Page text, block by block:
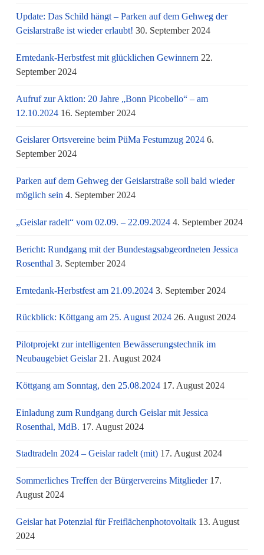
Update: Das Schild hängt – Parken auf dem Gehweg der
Geislarstraße ist wieder erlaubt! 30. September 2024
Erntedank-Herbstfest mit glücklichen Gewinnern 22.
September 2024
Aufruf zur Aktion: 20 Jahre „Bonn Picobello“ – am
12.10.2024 16. September 2024
Geislarer Ortsvereine beim PüMa Festumzug 2024 6.
September 2024
Parken auf dem Gehweg der Geislarstraße soll bald wieder
möglich sein 4. September 2024
„Geislar radelt“ vom 02.09. – 22.09.2024 4. September 2024
Bericht: Rundgang mit der Bundestagsabgeordneten Jessica
Rosenthal 3. September 2024
Erntedank-Herbstfest am 21.09.2024 3. September 2024
Rückblick: Köttgang am 25. August 2024 26. August 2024
Pilotprojekt zur intelligenten Bewässerungstechnik im
Neubaugebiet Geislar 21. August 2024
Köttgang am Sonntag, den 25.08.2024 17. August 2024
Einladung zum Rundgang durch Geislar mit Jessica
Rosenthal, MdB. 17. August 2024
Stadtradeln 2024 – Geislar radelt (mit) 17. August 2024
Sommerliches Treffen der Bürgervereins Mitglieder 17.
August 2024
Geislar hat Potenzial für Freiflächenphotovoltaik 13. August
2024